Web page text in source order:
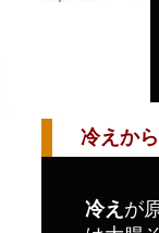
冷えから
冷え が